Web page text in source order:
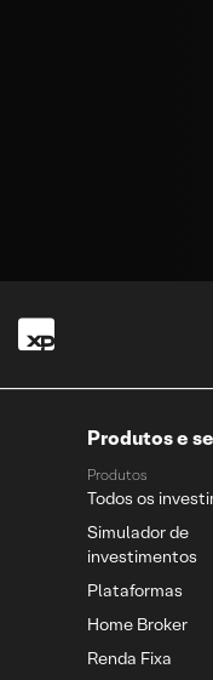
Produtos e
Produtos
Todos os
Simulador de
investimentos
Plataformas
Home Broker
Renda Fixa